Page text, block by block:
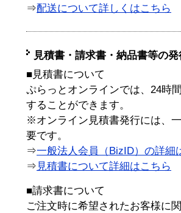
⇒配送について詳しくはこちら
見積書・請求書・納品書等の
■見積書について
ぷらっとオンラインでは、24時
することができます。
※オンライン見積書発行には、
要です。
⇒一般法人会員（BizID）の詳細
⇒ 見積書について詳細はこちら
■請求書について
ご注文時に希望されたお客様に